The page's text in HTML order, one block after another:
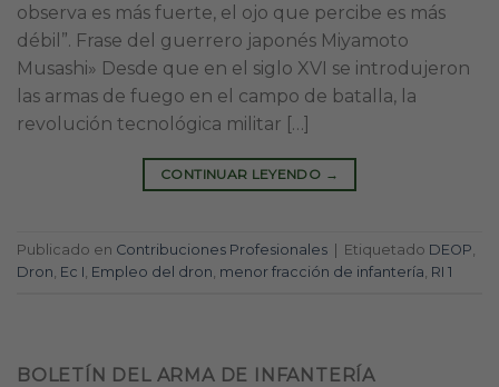
observa es más fuerte, el ojo que percibe es más
débil”. Frase del guerrero japonés Miyamoto
Musashi» Desde que en el siglo XVI se introdujeron
las armas de fuego en el campo de batalla, la
revolución tecnológica militar […]
CONTINUAR LEYENDO →
Publicado en Contribuciones Profesionales Etiquetado DEOP
Dron Ec I Empleo del dron menor fracción de infantería RI 1
BOLETÍN DEL ARMA DE INFANTERÍA